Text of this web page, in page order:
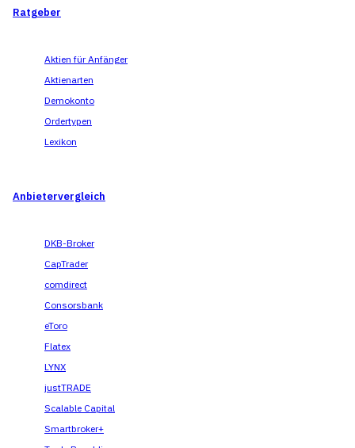
Ratgeber
Aktien für Anfänger
Aktienarten
Demokonto
Ordertypen
Lexikon
Anbietervergleich
DKB-Broker
CapTrader
comdirect
Consorsbank
eToro
Flatex
LYNX
justTRADE
Scalable Capital
Smartbroker+